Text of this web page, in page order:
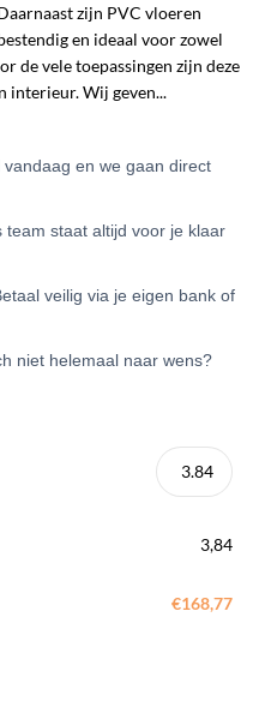
zijn PVC vloeren
en ideaal voor zowel
de vele toepassingen zijn deze
interieur. Wij geven...
vandaag en we gaan direct
team staat altijd voor je klaar
veilig via je eigen bank of
niet helemaal naar wens?
3,84
€168,77